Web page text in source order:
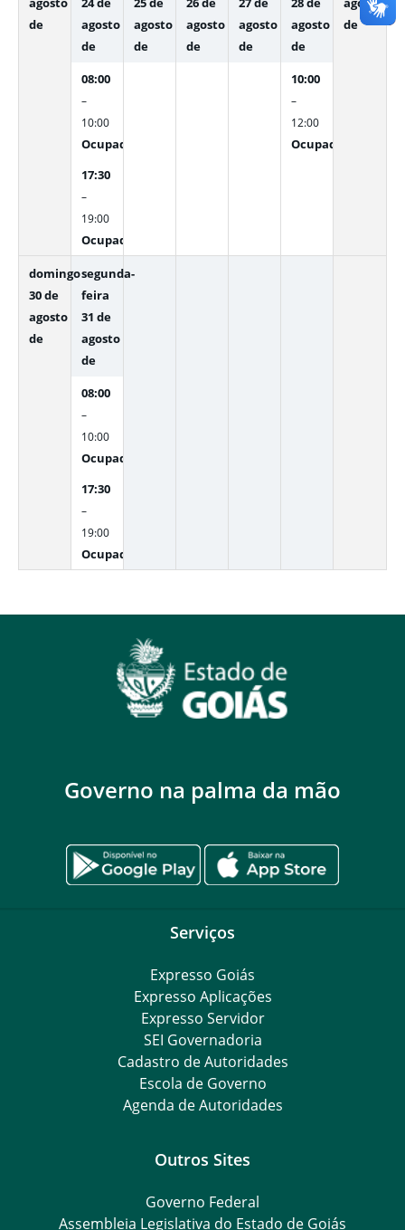
de
agosto
de
08:00
–
10:00
Ocupado
17:30
–
19:00
Ocupado
agosto
de
agosto
de
agosto
de
agosto
de
10:00
–
12:00
Ocupado
de
domingo
30 de
agosto
de
segunda-
feira
31 de
agosto
de
08:00
–
10:00
Ocupado
17:30
–
19:00
Ocupado
Governo na palma da mão
Serviços
Expresso Goiás
Expresso Aplicações
Expresso Servidor
SEI Governadoria
Cadastro de Autoridades
Escola de Governo
Agenda de Autoridades
Outros Sites
Governo Federal
Assembleia Legislativa do Estado de Goiás